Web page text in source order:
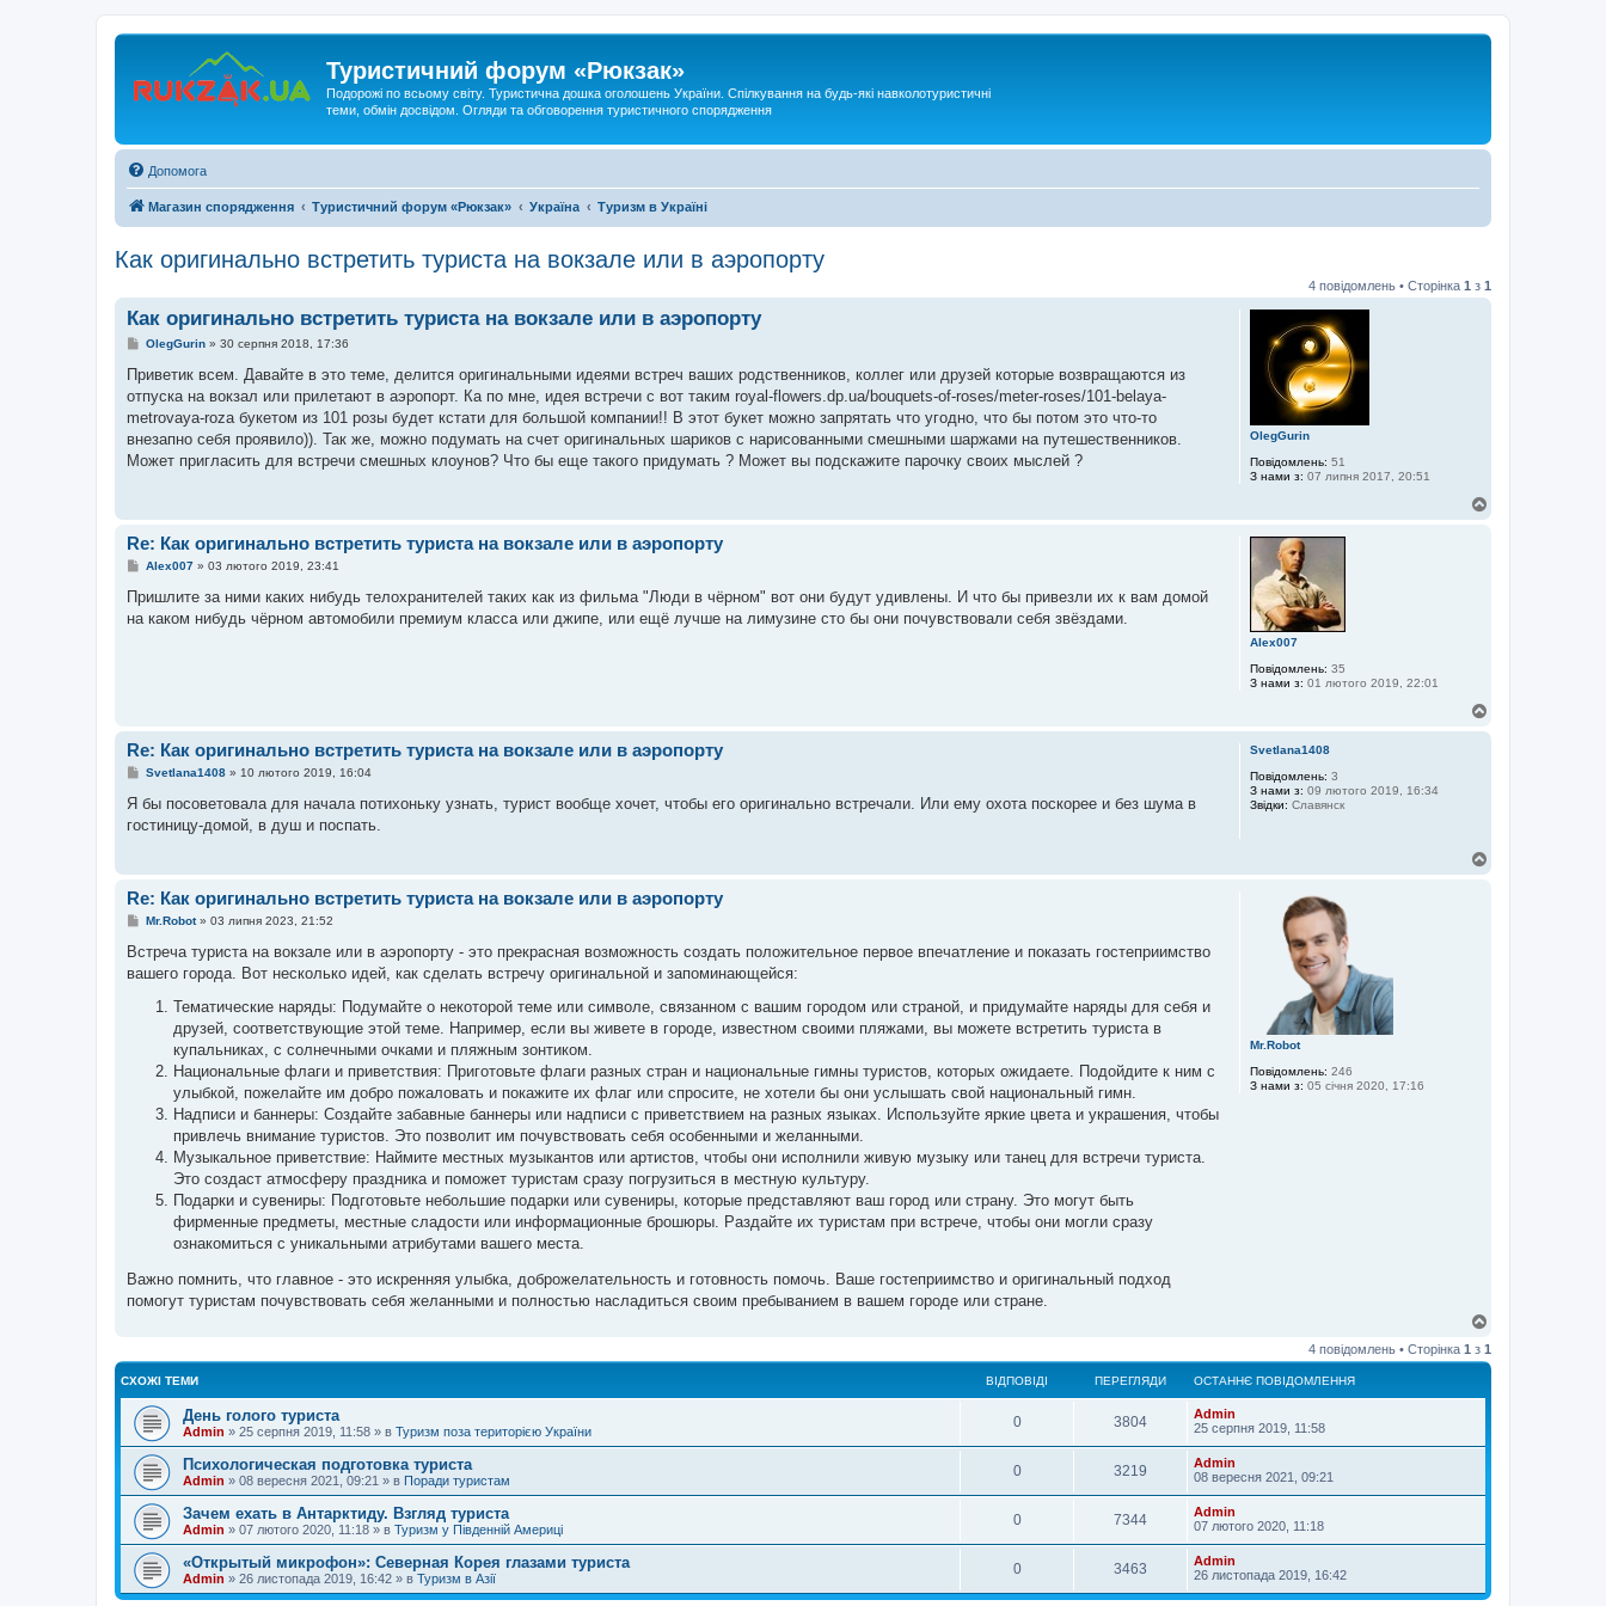
Туристичний форум «Рюкзак»
Подорожі по всьому світу. Туристична дошка оголошень України. Спілкування на будь-які навколотуристичні
теми, обмін досвідом. Огляди та обговорення туристичного спорядження
Допомога
Магазин спорядження Туристичний форум «Рюкзак» Україна Туризм в Україні
Как оригинально встретить туриста на вокзале или в аэропорту
4 повідомлень • Сторінка 1 з 1
OlegGurin
Повідомлень: 51
З нами з: 07 липня 2017, 20:51
Как оригинально встретить туриста на вокзале или в аэропорту
П
в
д
о
л
е
OlegGurin» 30 серпня 2018, 17:36
Приветик всем. Давайте в это теме, делится оригинальными идеями встреч ваших родственников, коллег или друзей которые возвращаются из
отпуска на вокзал или прилетают в аэропорт. Ка по мне, идея встречи с вот таким royal-flowers.dp.ua/bouquets-of-roses/meter-roses/101-belaya-
metrovaya-roza букетом из 101 розы будет кстати для большой компании!! В этот букет можно запрятать что угодно, что бы потом это что-то
внезапно себя проявило)). Так же, можно подумать на счет оригинальных шариков с нарисованными смешными шаржами на путешественников.
Может пригласить для встречи смешных клоунов? Что бы еще такого придумать ? Может вы подскажите парочку своих мыслей ?
Alex007
Повідомлень: 35
З нами з: 01 лютого 2019, 22:01
Re: Как оригинально встретить туриста на вокзале или в аэропорту
П
в
д
Alex007» 03 лютого 2019, 23:41
Пришлите за ними каких нибудь телохранителей таких как из фильма "Люди в чёрном" вот они будут удивлены. И что бы привезли их к вам домой
на каком нибудь чёрном автомобили премиум класса или джипе, или ещё лучше на лимузине сто бы они почувствовали себя звёздами.
Svetlana1408
Повідомлень: 3
З нами з: 09 лютого 2019, 16:34
Звідки: Славянск
Re: Как оригинально встретить туриста на вокзале или в аэропорту
П
в
д
н
н
я
Svetlana1408» 10 лютого 2019, 16:04
Я бы посоветовала для начала потихоньку узнать, турист вообще хочет, чтобы его оригинально встречали. Или ему охота поскорее и без шума в
гостиницу-домой, в душ и поспать.
Mr.Robot
Повідомлень: 246
З нами з: 05 січня 2020, 17:16
Re: Как оригинально встретить туриста на вокзале или в аэропорту
П
в
д
Mr.Robot» 03 липня 2023, 21:52
Встреча туриста на вокзале или в аэропорту - это прекрасная возможность создать положительное первое впечатление и показать гостеприимство
вашего города. Вот несколько идей, как сделать встречу оригинальной и запоминающейся:
Тематические наряды: Подумайте о некоторой теме или символе, связанном с вашим городом или страной, и придумайте наряды для себя и
друзей, соответствующие этой теме. Например, если вы живете в городе, известном своими пляжами, вы можете встретить туриста в
купальниках, с солнечными очками и пляжным зонтиком.
Национальные флаги и приветствия: Приготовьте флаги разных стран и национальные гимны туристов, которых ожидаете. Подойдите к ним с
улыбкой, пожелайте им добро пожаловать и покажите их флаг или спросите, не хотели бы они услышать свой национальный гимн.
Надписи и баннеры: Создайте забавные баннеры или надписи с приветствием на разных языках. Используйте яркие цвета и украшения, чтобы
привлечь внимание туристов. Это позволит им почувствовать себя особенными и желанными.
Музыкальное приветствие: Наймите местных музыкантов или артистов, чтобы они исполнили живую музыку или танец для встречи туриста.
Это создаст атмосферу праздника и поможет туристам сразу погрузиться в местную культуру.
Подарки и сувениры: Подготовьте небольшие подарки или сувениры, которые представляют ваш город или страну. Это могут быть
фирменные предметы, местные сладости или информационные брошюры. Раздайте их туристам при встрече, чтобы они могли сразу
ознакомиться с уникальными атрибутами вашего места.
Важно помнить, что главное - это искренняя улыбка, доброжелательность и готовность помочь. Ваше гостеприимство и оригинальный подход
помогут туристам почувствовать себя желанными и полностью насладиться своим пребыванием в вашем городе или стране.
г
о
4 повідомлень • Сторінка 1 з 1
СХОЖІ ТЕМИ ВІДПОВІДІ ПЕРЕГЛЯДИ ОСТАННЄ ПОВІДОМЛЕННЯ
День голого туриста
Admin » 25 серпня 2019, 11:58 » в Туризм поза територією України
0 3804
Admin
25 серпня 2019, 11:58
Психологическая подготовка туриста
Admin » 08 вересня 2021, 09:21 » в Поради туристам
0 3219
Admin
08 вересня 2021, 09:21
Зачем ехать в Антарктиду. Взгляд туриста
Admin » 07 лютого 2020, 11:18 » в Туризм у Південній Америці
0 7344
Admin
07 лютого 2020, 11:18
«Открытый микрофон»: Северная Корея глазами туриста
Admin » 26 листопада 2019, 16:42 » в Туризм в Азії
0 3463
Admin
26 листопада 2019, 16:42